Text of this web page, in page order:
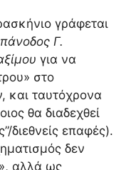
γράφεται
Γ.
για να
στο
και ταυτόχρονα
θα διαδεχθεί
διεθνείς επαφές).
δεν
αλλά ως